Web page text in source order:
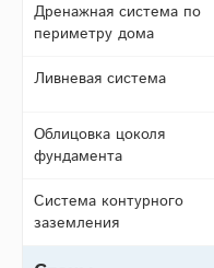
Дренажная система по
периметру дома
Ливневая система
Облицовка цоколя
фундамента
Система контурного
заземления